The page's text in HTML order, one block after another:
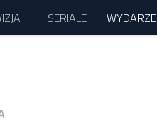
SERIALE